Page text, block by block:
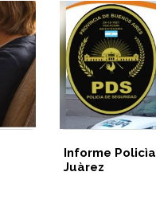
Informe
Juàrez